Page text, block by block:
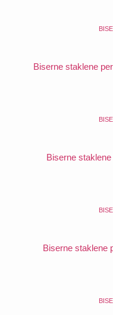
Biserne staklene
Biserne
Biserne staklene